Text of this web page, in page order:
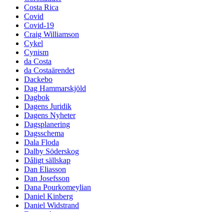
Costa Rica
Covid
Covid-19
Craig Williamson
Cykel
Cynism
da Costa
da Costaärendet
Dackebo
Dag Hammarskjöld
Dagbok
Dagens Juridik
Dagens Nyheter
Dagsplanering
Dagsschema
Dala Floda
Dalby Söderskog
Dåligt sällskap
Dan Eliasson
Dan Josefsson
Dana Pourkomeylian
Daniel Kinberg
Daniel Widstrand